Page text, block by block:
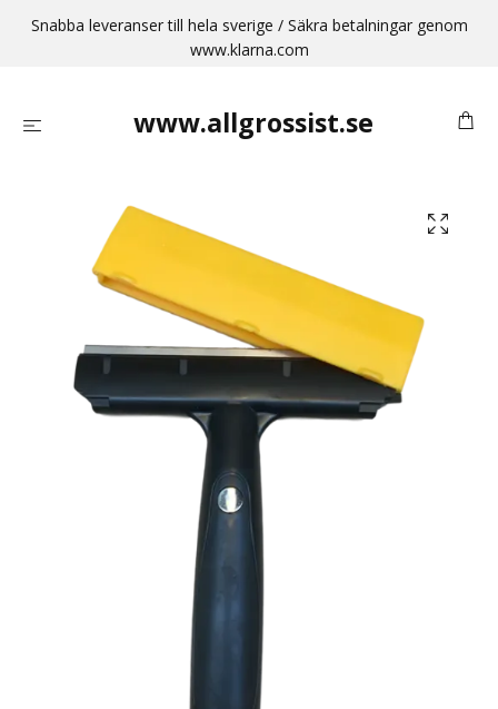
Snabba leveranser till hela sverige / Säkra betalningar genom
www.klarna.com
www.allgrossist.se